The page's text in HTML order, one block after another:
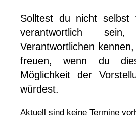
Solltest du nicht selbst
verantwortlich
Verantwortlichen
freuen, wenn du
Möglichkeit der
würdest.
Aktuell sind keine Termine